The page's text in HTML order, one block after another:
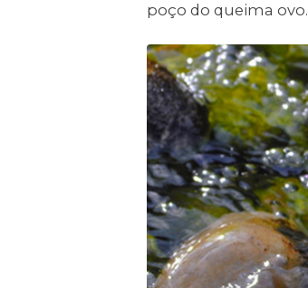
poço do queima ovo.